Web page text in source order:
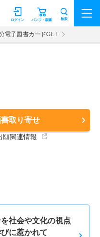
パンフ・願書
ログイン 検索
電子図書カードGET
取り寄せ
願関連情報
社会や文化の視点
に惹かれて